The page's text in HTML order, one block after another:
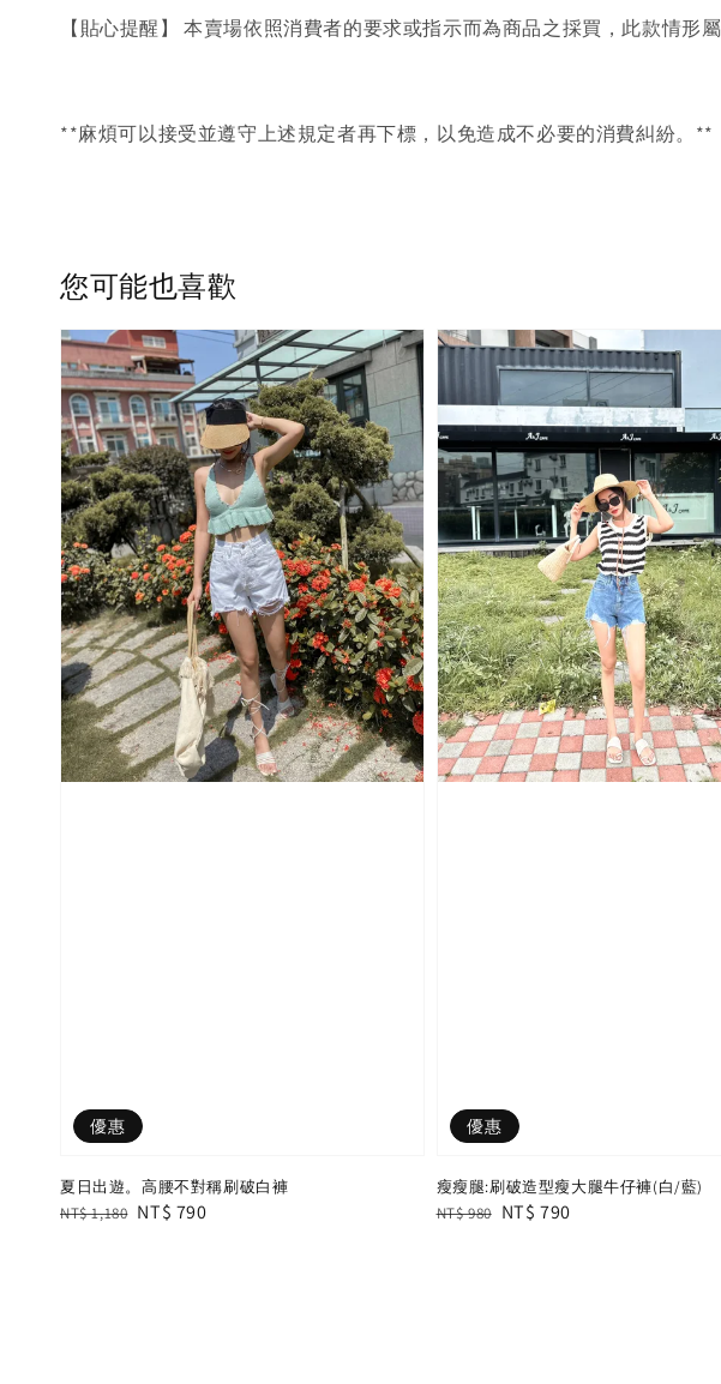
【貼心提醒】 本賣場依照消費者的要求或指示而為商品之採買，此款情形屬
**麻煩可以接受並遵守上述規定者再下標，以免造成不必要的消費糾紛。**
您可能也喜歡
優惠
夏日出遊。高腰不對稱刷破白褲
Regular
NT$ 1,180 Sale
NT$ 790
優惠
瘦瘦腿:刷破造型瘦大腿牛仔褲(白/藍)
Regular
NT$ 980 Sale
NT$ 790